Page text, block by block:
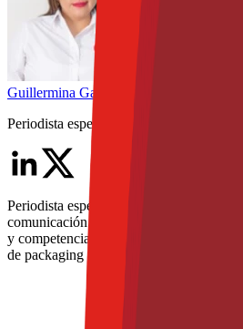
Guillermina García
Periodista especializada Senior
Periodista especializada con más de 15
comunicación. En los últimos 8 años ha
y competencias en la industria de
de packaging para alimentos.